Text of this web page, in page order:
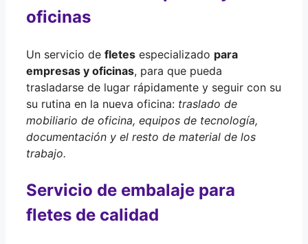
oficinas
Un servicio de fletes especializado para
empresas y oficinas, para que pueda
trasladarse de lugar rápidamente y seguir con su
su rutina en la nueva oficina: traslado de
mobiliario de oficina, equipos de tecnología,
documentación y el resto de material de los
trabajo.
Servicio de embalaje para
fletes de calidad